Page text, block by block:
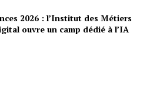
2026 : l’Institut des Métiers
ouvre un camp dédié à l’IA